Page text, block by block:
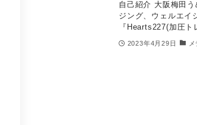
自己紹介 大阪梅田
ジング、ウェルエイ
『Hearts227(加圧
2023年4月29日